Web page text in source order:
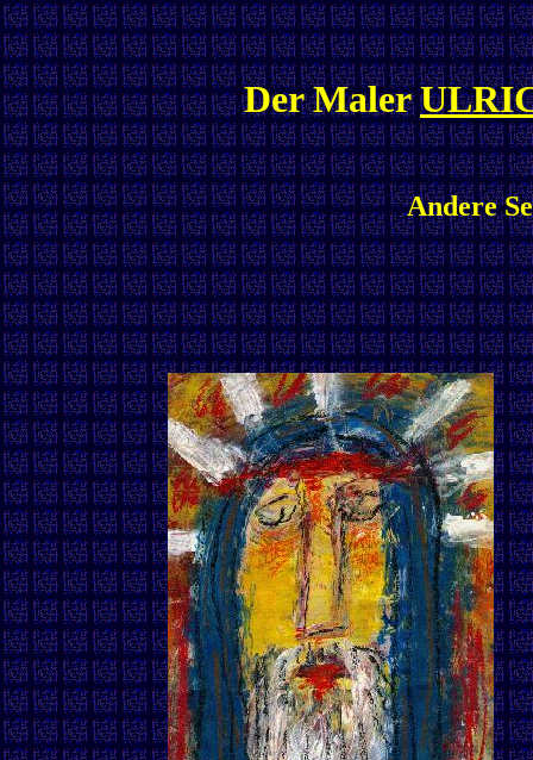
Der Maler
Andere